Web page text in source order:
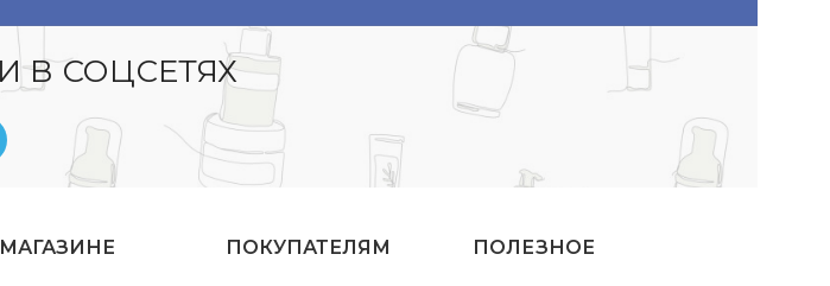
В СОЦСЕТЯХ
ПОКУПАТЕЛЯМ ПОЛЕЗНОЕ